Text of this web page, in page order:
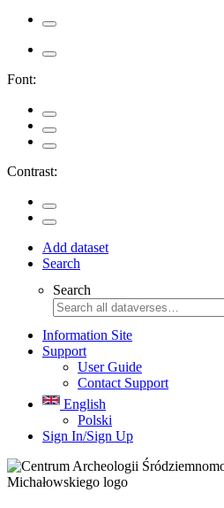
Font:
Contrast:
Add dataset
Search
Search
Information Site
Support
User Guide
Contact Support
English
Polski
Sign In/Sign Up